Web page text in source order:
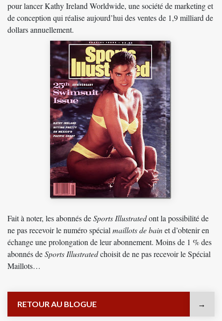
pour lancerKathy Ireland Worldwide, une société de marketing et
de conception qui réalise aujourd’hui des ventes de 1,9 milliard de
dollars annuellement.
Fait à noter, les abonnés deSports Illustratedont la possibilité de
ne pas recevoir le numéro spécial maillots de bainet d’obtenir en
échange une prolongation de leur abonnement. Moins de 1 % des
abonnés deSports Illustratedchoisit de ne pas recevoir le Spécial
Maillots…
RETOUR AU BLOGUE